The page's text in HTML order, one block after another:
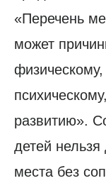
«Перечень
может
развитию».
детей нельзя
места без